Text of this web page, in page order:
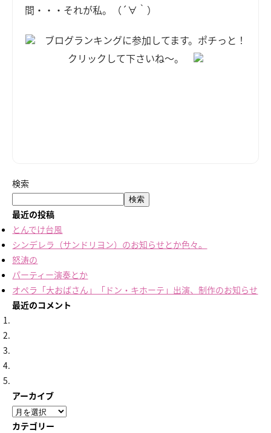
間・・・それが私。（´∀｀）
ブログランキングに参加してます。ポチっと！
クリックして下さいね～。
検索
検索
最近の投稿
とんでけ台風
シンデレラ（サンドリヨン）のお知らせとか色々。
怒涛の
パーティー演奏とか
オペラ「大おばさん」「ドン・キホーテ」出演、制作のお知らせ
最近のコメント
アーカイブ
ア
ー
カテゴリー